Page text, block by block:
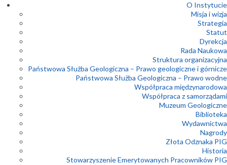
O Instytucie
Misja i wizja
Strategia
Statut
Dyrekcja
Rada Naukowa
Struktura organizacyjna
Państwowa Służba Geologiczna – Prawo geologiczne i górnicze
Państwowa Służba Geologiczna – Prawo wodne
Współpraca międzynarodowa
Współpraca z samorządami
Muzeum Geologiczne
Biblioteka
Wydawnictwa
Nagrody
Złota Odznaka PIG
Historia
Stowarzyszenie Emerytowanych Pracowników PIG